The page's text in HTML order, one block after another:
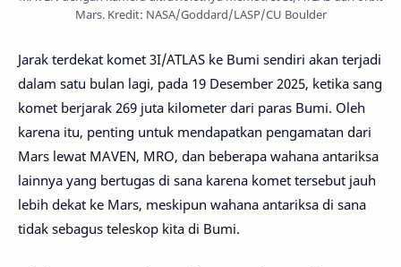
Mars. Kredit: NASA/Goddard/LASP/CU Boulder
Jarak terdekat komet 3I/ATLAS ke Bumi sendiri akan terjadi
dalam satu bulan lagi, pada 19 Desember 2025, ketika sang
komet berjarak 269 juta kilometer dari paras Bumi. Oleh
karena itu, penting untuk mendapatkan pengamatan dari
Mars lewat MAVEN, MRO, dan beberapa wahana antariksa
lainnya yang bertugas di sana karena komet tersebut jauh
lebih dekat ke Mars, meskipun wahana antariksa di sana
tidak sebagus teleskop kita di Bumi.